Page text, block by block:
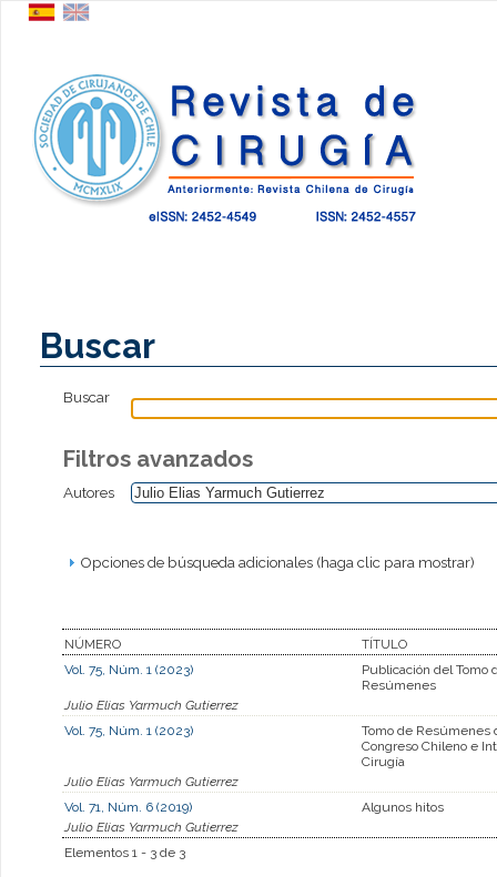
Buscar
Buscar
Filtros avanzados
Autores
Opciones de búsqueda adicionales (haga clic para mostrar)
NÚMERO
TÍTULO
Vol. 75, Núm. 1 (2023)
Publicación del Tomo
Resúmenes
Julio Elias Yarmuch Gutierrez
Vol. 75, Núm. 1 (2023)
Tomo de Resúmenes
Congreso Chileno e
Cirugía
Julio Elias Yarmuch Gutierrez
Vol. 71, Núm. 6 (2019)
Algunos hitos
Julio Elias Yarmuch Gutierrez
Elementos 1 - 3 de 3